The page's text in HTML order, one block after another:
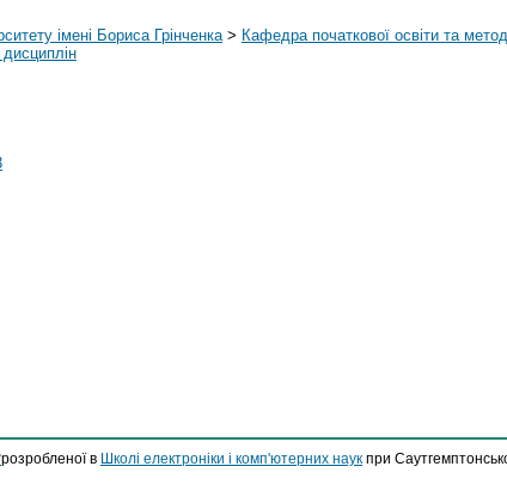
імені Бориса Грінченка > Кафедра початкової освіти та
розробленої в Школі електроніки і комп'ютерних наук при